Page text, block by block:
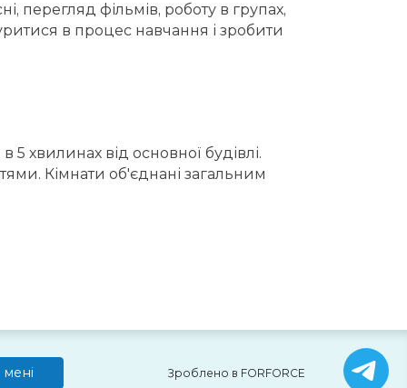
перегляд фільмів, роботу в групах,
в процес навчання і зробити
хвилинах від основної будівлі.
Кімнати об'єднані загальним
Зроблено в FORFORCE